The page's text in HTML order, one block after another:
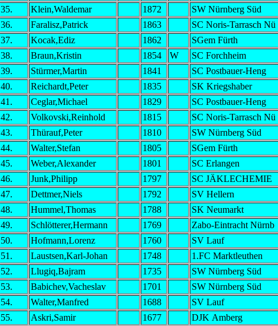
35.
Klein,Waldemar 1872 SW Nürnberg Süd
36.
Faralisz,Patrick 1863 SC Noris-Tarrasch Nü
37.
Kocak,Ediz 1862 SGem Fürth
38.
Braun,Kristin 1854 W SC Forchheim
39.
Stürmer,Martin 1841 SC Postbauer-Heng
40.
Reichardt,Peter 1835 SK Kriegshaber
41.
Ceglar,Michael 1829 SC Postbauer-Heng
42.
Volkovski,Reinhold 1815 SC Noris-Tarrasch Nü
43.
Thürauf,Peter 1810 SW Nürnberg Süd
44.
Walter,Stefan 1805 SGem Fürth
45.
Weber,Alexander 1801 SC Erlangen
46.
Junk,Philipp 1797 SC JÄKLECHEMIE
47.
Dettmer,Niels 1792 SV Hellern
48.
Hummel,Thomas 1788 SK Neumarkt
49.
Schlötterer,Hermann 1769 Zabo-Eintracht Nürnb
50.
Hofmann,Lorenz 1760 SV Lauf
51.
Laustsen,Karl-Johan 1748 1.FC Marktleuthen
52.
Llugiq,Bajram 1735 SW Nürnberg Süd
53.
Babichev,Vacheslav 1701 SW Nürnberg Süd
54.
Walter,Manfred 1688 SV Lauf
55.
Askri,Samir 1677 DJK Amberg